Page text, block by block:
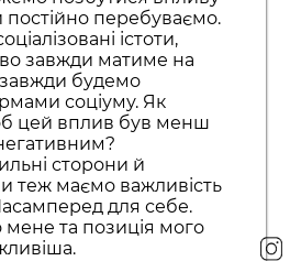
постійно перебуваємо.
істоти,
завжди матиме на
будемо
соціуму. Як
цей вплив був менш
сторони й
теж маємо важливість
для себе.
та позиція мого